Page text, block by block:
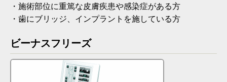
・施術部位に重篤な皮膚疾患や感染症がある方
・歯にブリッジ、インプラントを施している方
ビーナスフリーズ